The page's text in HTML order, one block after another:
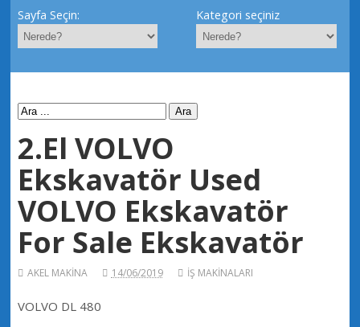
Sayfa Seçin: Kategori seçiniz
2.El VOLVO
Ekskavatör Used
VOLVO Ekskavatör
For Sale Ekskavatör
AKEL MAKİNA 14/06/2019 İŞ MAKİNALARI
VOLVO DL 480